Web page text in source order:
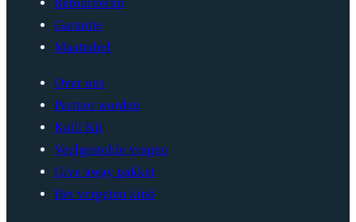
Retourneren
Garantie
Maattabel
Over ons
Partner worden
Kalli Kit
Veelgestelde vragen
Give away pakket
Het vergeten kind